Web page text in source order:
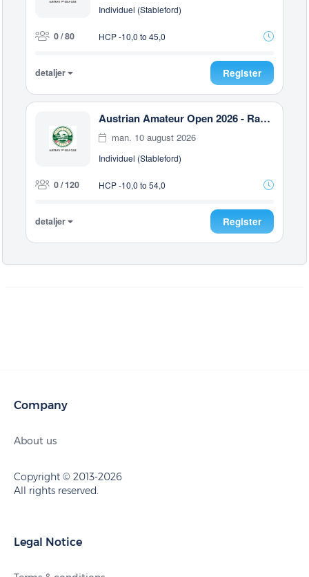
Individuel (Stableford)
0 / 80 HCP -10,0 to 45,0
detaljer Register
Austrian Amateur Open 2026 - Race to Malaysia
man. 10 august 2026
Individuel (Stableford)
0 / 120 HCP -10,0 to 54,0
detaljer Register
Company
About us
Copyright © 2013-2026
All rights reserved.
Legal Notice